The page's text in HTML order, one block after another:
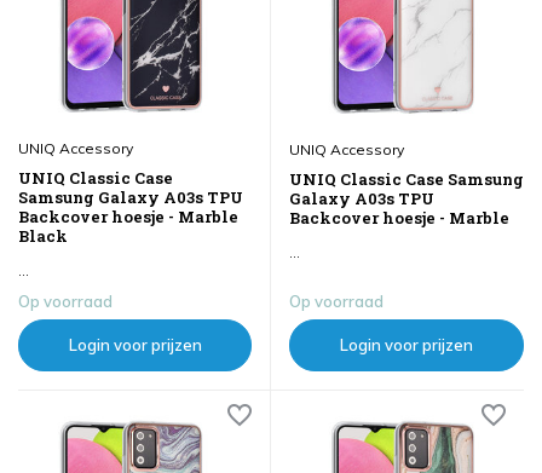
UNIQ Accessory
UNIQ Classic Case
Samsung Galaxy A03s TPU
Backcover hoesje - Marble
Black
...
Op voorraad
Login voor prijzen
UNIQ Accessory
UNIQ Classic Case Samsung
Galaxy A03s TPU
Backcover hoesje - Marble
...
Op voorraad
Login voor prijzen